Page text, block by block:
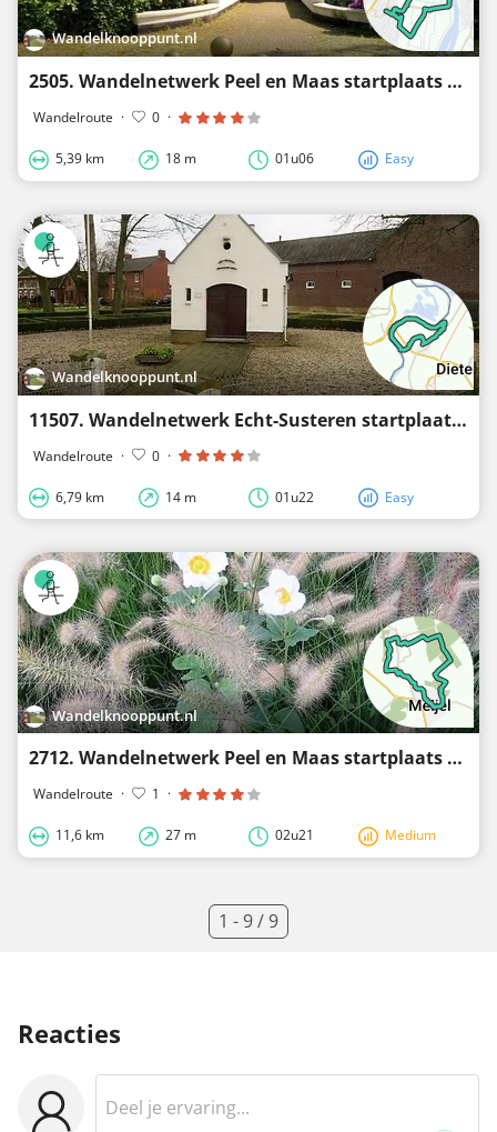
Wandelknooppunt.nl
2505. Wandelnetwerk Peel en Maas startplaats Baarlo Markt
Wandelroute · 0 ·
5,39 km 18 m 01u06 Easy
Wandelknooppunt.nl
11507. Wandelnetwerk Echt-Susteren startplaats Roosteren Roosterhoeve
Wandelroute · 0 ·
6,79 km 14 m 01u22 Easy
Wandelknooppunt.nl
2712. Wandelnetwerk Peel en Maas startplaats Meijel Raadhuisplein
Wandelroute · 1 ·
11,6 km 27 m 02u21 Medium
1 - 9 / 9
Reacties